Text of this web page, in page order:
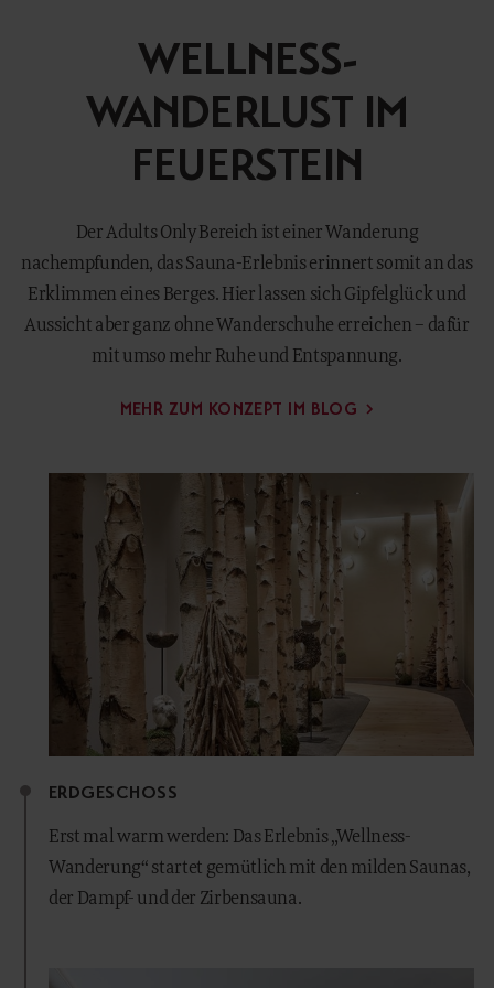
WELLNESS-
WANDERLUST IM
FEUERSTEIN
Der Adults Only Bereich ist einer Wanderung
nachempfunden, das Sauna-Erlebnis erinnert somit an das
Erklimmen eines Berges. Hier lassen sich Gipfelglück und
Aussicht aber ganz ohne Wanderschuhe erreichen – dafür
mit umso mehr Ruhe und Entspannung.
MEHR ZUM KONZEPT IM BLOG
ERDGESCHOSS
Erst mal warm werden: Das Erlebnis „Wellness-
Wanderung“ startet gemütlich mit den milden Saunas,
der Dampf- und der Zirbensauna.